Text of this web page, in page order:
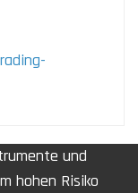
und
hohen Risiko